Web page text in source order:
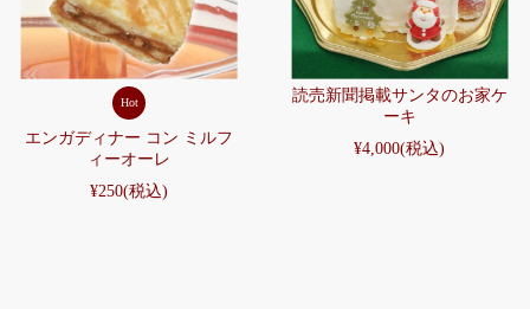
Hot
エンガディナー コン ミルフ
ィーオーレ
¥250(税込)
読売新聞掲載サンタのお家ケ
ーキ
¥4,000(税込)